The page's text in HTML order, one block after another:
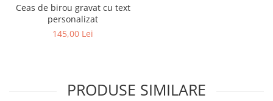
Ceas de birou gravat cu text
personalizat
145,00 Lei
PRODUSE SIMILARE